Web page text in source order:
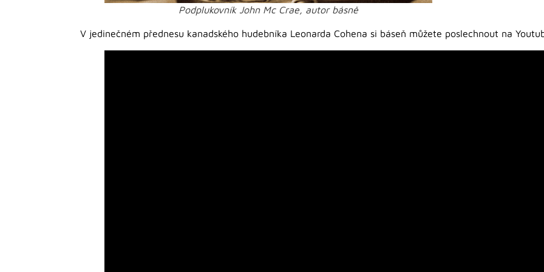
Podplukovník John Mc Crae, autor básně
V jedinečném přednesu kanadského hudebníka Leonarda Cohena si báseň můžete poslechnout na